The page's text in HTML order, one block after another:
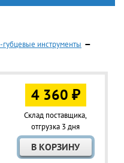
инструменты —
4 360 ₽
Склад поставщика,
отгрузка 3 дня